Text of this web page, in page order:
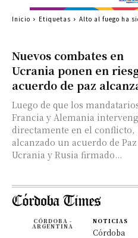
Nuevos combates en
Ucrania ponen en
acuerdo de paz
Luego de que los
Francia y Alemania
directamente en el conflicto,
alcanzado un acuerdo de
Ucrania y Rusia firmado...
Inicio Etiquetas Alto al fuego ha
CÓRDOBA -
ARGENTINA
NOTICIAS
Córdoba